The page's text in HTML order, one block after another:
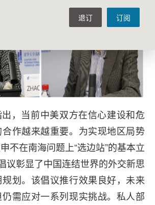
，当前中美双方在信心建设和危
作越来越重要。为实现地区局势
不在南海问题上“选边站”的基本立
议彰显了中国连结世界的外交新思
划。该倡议推行效果良好，未来
需应对一系列现实挑战。私人部
订阅
退订